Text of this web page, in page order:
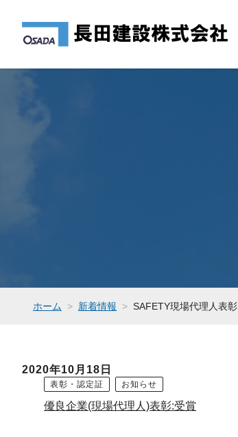
ホーム 新着情報 SAFETY現場代理人表彰
2020年10月18日
表彰・認定証 お知らせ
優良企業(現場代理人)表彰:受賞